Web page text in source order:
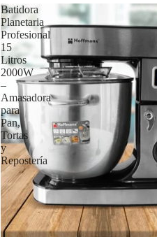
Batidora
Planetaria
Profesional
15
Litros
2000W
–
Amasadora
para
Pan,
Tortas
y
Repostería